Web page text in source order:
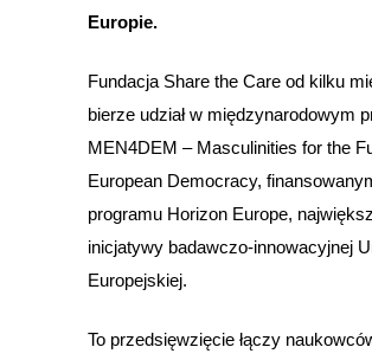
Europie.
Fundacja Share the Care od kilku
bierze udział w międzynarodowym
MEN4DEM – Masculinities for the
European Democracy,
programu Horizon Europe,
inicjatywy badawczo-innowacyjnej
Europejskiej.
To przedsięwzięcie łączy